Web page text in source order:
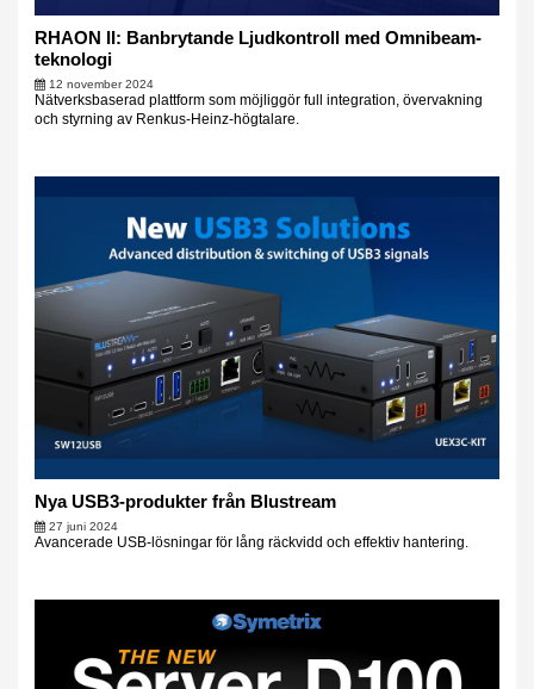
RHAON II: Banbrytande Ljudkontroll med Omnibeam-
teknologi
12 november 2024
Nätverksbaserad plattform som möjliggör full integration, övervakning
och styrning av Renkus-Heinz-högtalare.
Nya USB3-produkter från Blustream
27 juni 2024
Avancerade USB-lösningar för lång räckvidd och effektiv hantering.